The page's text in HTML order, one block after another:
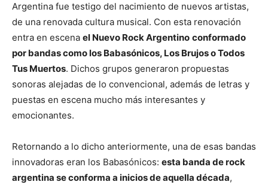
Argentina fue testigo del nacimiento de nuevos artistas,
de una renovada cultura musical. Con esta renovación
entra en escena el Nuevo Rock Argentino conformado
por bandas como los Babasónicos, Los Brujos o Todos
Tus Muertos. Dichos grupos generaron propuestas
sonoras alejadas de lo convencional, además de letras y
puestas en escena mucho más interesantes y
emocionantes.
Retornando a lo dicho anteriormente, una de esas bandas
innovadoras eran los Babasónicos: esta banda de rock
argentina se conforma a inicios de aquella década,